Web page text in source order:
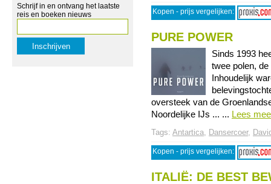
Schrijf in en ontvang het laatste
reis en boeken nieuws
Kopen - prijs vergelijken:
PURE POWER
Sinds 1993
twee polen,
Inhoudelijk
oversteek van de
Noordelijke IJs ... ... Lees
Tags: Antartica, Dansercoer,
Kopen - prijs vergelijken:
ITALIË: DE BEST